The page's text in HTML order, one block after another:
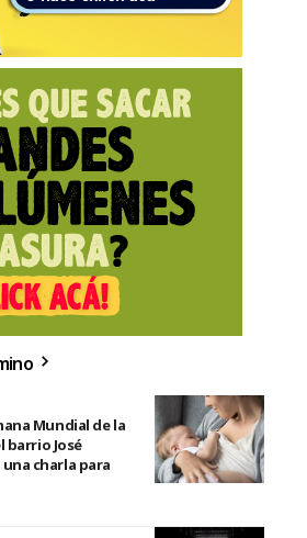
Mundial de la
barrio José
charla para